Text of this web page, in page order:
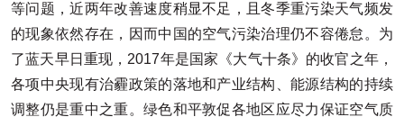
等问题，近两年改善速度稍显不足，且冬季重污染天气频发
的现象依然存在，因而中国的空气污染治理仍不容倦怠。为
了蓝天早日重现，2017年是国家《大气十条》的收官之年，
各项中央现有治霾政策的落地和产业结构、能源结构的持续
调整仍是重中之重。绿色和平敦促各地区应尽力保证空气质